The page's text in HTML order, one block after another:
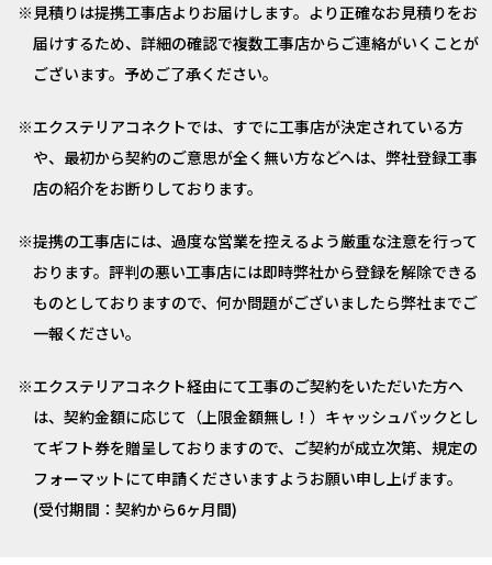
見積りは提携工事店よりお届けします。より正確なお見積りをお
届けするため、詳細の確認で複数工事店からご連絡がいくことが
ございます。予めご了承ください。
エクステリアコネクトでは、すでに工事店が決定されている方
や、最初から契約のご意思が全く無い方などへは、弊社登録工事
店の紹介をお断りしております。
提携の工事店には、過度な営業を控えるよう厳重な注意を行って
おります。評判の悪い工事店には即時弊社から登録を解除できる
ものとしておりますので、何か問題がございましたら弊社までご
一報ください。
エクステリアコネクト経由にて工事のご契約をいただいた方へ
は、契約金額に応じて（上限金額無し！）キャッシュバックとし
てギフト券を贈呈しておりますので、ご契約が成立次第、規定の
フォーマットにて申請くださいますようお願い申し上げます。
(受付期間：契約から6ヶ月間)